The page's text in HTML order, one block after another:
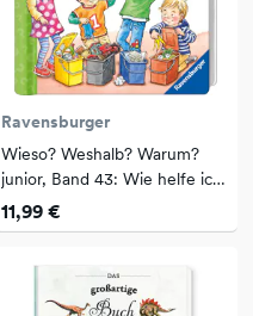
Ravensburger
Wieso? Weshalb? Warum?
junior, Band 43: Wie helfe ich
der
11,99 €